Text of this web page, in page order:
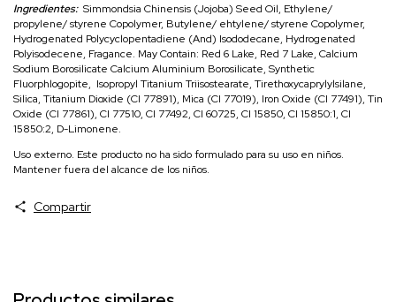
Ingredientes: Simmondsia Chinensis (Jojoba) Seed Oil, Ethylene/
propylene/ styrene Copolymer, Butylene/ ehtylene/ styrene Copolymer,
Hydrogenated Polycyclopentadiene (And) Isododecane, Hydrogenated
Polyisodecene, Fragance. May Contain: Red 6 Lake, Red 7 Lake, Calcium
Sodium Borosilicate Calcium Aluminium Borosilicate, Synthetic
Fluorphlogopite, Isopropyl Titanium Triisostearate, Tirethoxycaprylylsilane,
Silica, Titanium Dioxide (CI 77891), Mica (CI 77019), Iron Oxide (CI 77491), Tin
Oxide (CI 77861), CI 77510, CI 77492, CI 60725, CI 15850, CI 15850:1, CI
15850:2, D-Limonene.
Uso externo. Este producto no ha sido formulado para su uso en niños.
Mantener fuera del alcance de los niños.
Compartir